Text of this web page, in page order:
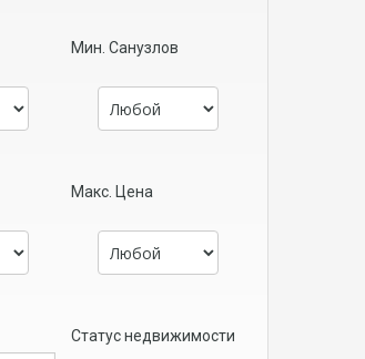
Мин. Санузлов
Макс. Цена
Статус недвижимости